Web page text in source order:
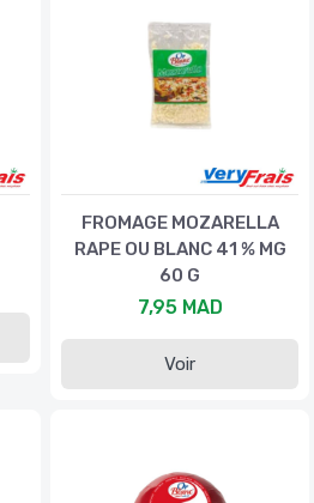
FROMAGE MOZARELLA
RAPE OU BLANC 41 % MG
60 G
7,95 MAD
Voir